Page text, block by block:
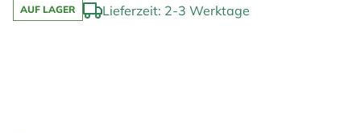
AUF LAGER Lieferzeit: 2-3 Werktage